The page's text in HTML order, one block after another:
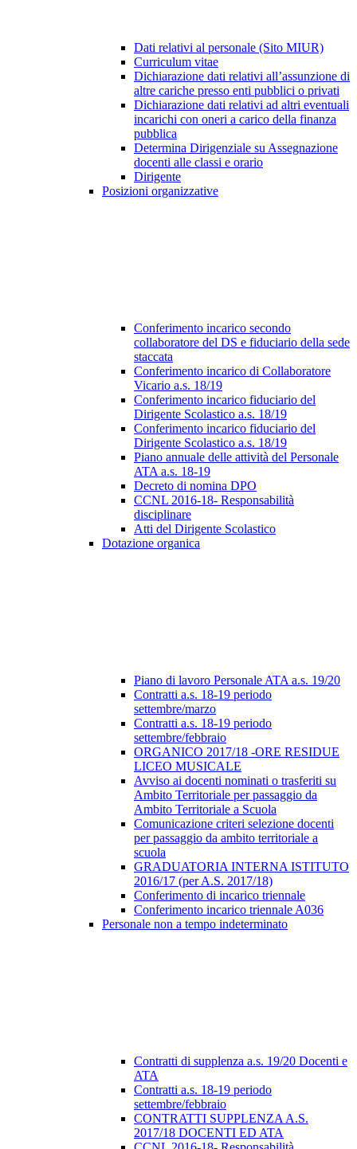
Dati relativi al personale (Sito MIUR)
Curriculum vitae
Dichiarazione dati relativi all’assunzione di
altre cariche presso enti pubblici o privati
Dichiarazione dati relativi ad altri eventuali
incarichi con oneri a carico della finanza
pubblica
Determina Dirigenziale su Assegnazione
docenti alle classi e orario
Dirigente
Posizioni organizzative
Conferimento incarico secondo
collaboratore del DS e fiduciario della sede
staccata
Conferimento incarico di Collaboratore
Vicario a.s. 18/19
Conferimento incarico fiduciario del
Dirigente Scolastico a.s. 18/19
Conferimento incarico fiduciario del
Dirigente Scolastico a.s. 18/19
Piano annuale delle attività del Personale
ATA a.s. 18-19
Decreto di nomina DPO
CCNL 2016-18- Responsabilità
disciplinare
Atti del Dirigente Scolastico
Dotazione organica
Piano di lavoro Personale ATA a.s. 19/20
Contratti a.s. 18-19 periodo
settembre/marzo
Contratti a.s. 18-19 periodo
settembre/febbraio
ORGANICO 2017/18 -ORE RESIDUE
LICEO MUSICALE
Avviso ai docenti nominati o trasferiti su
Ambito Territoriale per passaggio da
Ambito Territoriale a Scuola
Comunicazione criteri selezione docenti
per passaggio da ambito territoriale a
scuola
GRADUATORIA INTERNA ISTITUTO
2016/17 (per A.S. 2017/18)
Conferimento di incarico triennale
Conferimento incarico triennale A036
Personale non a tempo indeterminato
Contratti di supplenza a.s. 19/20 Docenti e
ATA
Contratti a.s. 18-19 periodo
settembre/febbraio
CONTRATTI SUPPLENZA A.S.
2017/18 DOCENTI ED ATA